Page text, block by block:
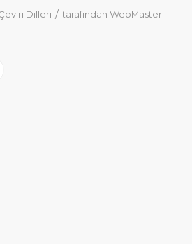
Dilleri / tarafından WebMaster